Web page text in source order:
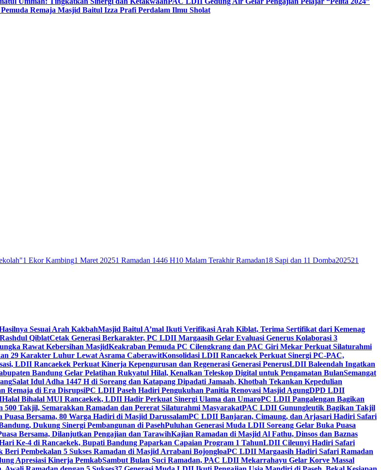
Remaja Masjid Baitul Izza Prafi Perdalam Ilmu Sholat
1 Ekor Kambing1 Maret 20251 Ramadan 1446 H10 Malam Terakhir Ramadan18 Sapi dan 11 Domba202521
Sesuai Arah KakbahMasjid Baitul A’mal Ikuti Verifikasi Arah Kiblat, Terima Sertifikat dari Kemenag
QiblatCetak Generasi Berkarakter, PC LDII Margaasih Gelar Evaluasi Generus Kolaborasi 3
Rawat Kebersihan MasjidKeakraban Pemuda PC Cilengkrang dan PAC Giri Mekar Perkuat Silaturahmi
29 Karakter Luhur Lewat Asrama CaberawitKonsolidasi LDII Rancaekek Perkuat Sinergi PC-PAC,
LDII Rancaekek Perkuat Kinerja Kepengurusan dan Regenerasi Generasi PenerusLDII Baleendah Ingatkan
Bandung Gelar Pelatihan Rukyatul Hilal, Kenalkan Teleskop Digital untuk Pengamatan BulanSemangat
Salat Idul Adha 1447 H di Soreang dan Katapang Dipadati Jamaah, Khotbah Tekankan Kepedulian
Remaja di Era DisrupsiPC LDII Paseh Hadiri Pengukuhan Panitia Renovasi Masjid AgungDPD LDII
Halal Bihalal MUI Rancaekek, LDII Hadir Perkuat Sinergi Ulama dan UmaroPC LDII Pangalengan Bagikan
Takjil, Semarakkan Ramadan dan Pererat Silaturahmi MasyarakatPAC LDII Gunungleutik Bagikan Takjil
Bersama, 80 Warga Hadiri di Masjid DarussalamPC LDII Banjaran, Cimaung, dan Arjasari Hadiri Safari
Dukung Sinergi Pembangunan di PasehPuluhan Generasi Muda LDII Soreang Gelar Buka Puasa
Bersama, Dilanjutkan Pengajian dan TarawihKajian Ramadan di Masjid Al Fathu, Dinsos dan Baznas
Ke-4 di Rancaekek, Bupati Bandung Paparkan Capaian Program 1 TahunLDII Cileunyi Hadiri Safari
Beri Pembekalan 5 Sukses Ramadan di Masjid Arrabani BojongloaPC LDII Margaasih Hadiri Safari Ramadan
Apresiasi Kinerja PemkabSambut Bulan Suci Ramadan, PAC LDII Mekarrahayu Gelar Korve Massal